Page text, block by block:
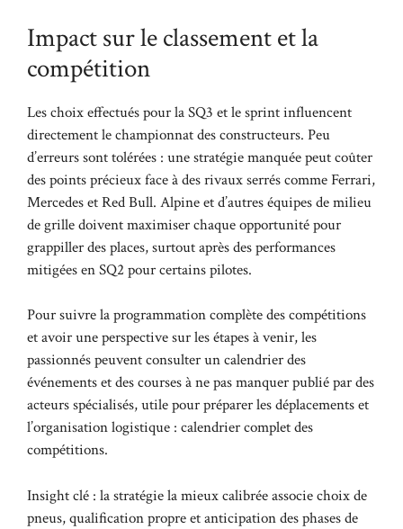
Impact sur le classement et la
compétition
Les choix effectués pour la SQ3 et le sprint influencent
directement le championnat des constructeurs. Peu
d’erreurs sont tolérées : une stratégie manquée peut coûter
des points précieux face à des rivaux serrés comme Ferrari,
Mercedes et Red Bull. Alpine et d’autres équipes de milieu
de grille doivent maximiser chaque opportunité pour
grappiller des places, surtout après des performances
mitigées en SQ2 pour certains pilotes.
Pour suivre la programmation complète des compétitions
et avoir une perspective sur les étapes à venir, les
passionnés peuvent consulter un calendrier des
événements et des courses à ne pas manquer publié par des
acteurs spécialisés, utile pour préparer les déplacements et
l’organisation logistique : calendrier complet des
compétitions.
Insight clé : la stratégie la mieux calibrée associe choix de
pneus, qualification propre et anticipation des phases de